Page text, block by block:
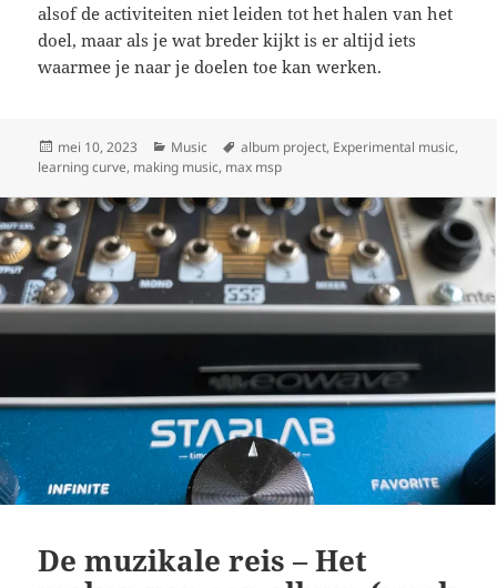
alsof de activiteiten niet leiden tot het halen van het
doel, maar als je wat breder kijkt is er altijd iets
waarmee je naar je doelen toe kan werken.
Geplaatst
op
mei 10, 2023 Categorieën
Music Tags
album project, Experimental music,
learning curve, making music, max msp
De muzikale reis – Het